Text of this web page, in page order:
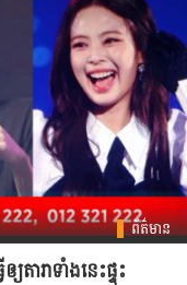
ព័ត៌មាន
តារាទាំងនេះផ្ទុះ